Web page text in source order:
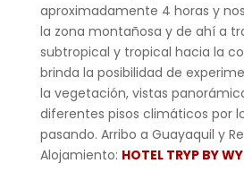
aproximadamente 4 horas y
la zona montañosa y de ahí a
subtropical y tropical hacia la
brinda la posibilidad de
la vegetación, vistas
diferentes pisos climáticos por
pasando. Arribo a Guayaquil y
Alojamiento: HOTEL TRYP BY